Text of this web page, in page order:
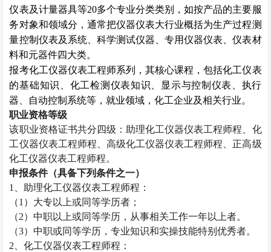
仪表及计量器具等20多个专业分类类别，如按产品的主要服
务对象和领域分，通常把仪器仪表大行业概括为生产过程测
量控制仪表及系统、科学测试仪器、专用仪器仪表、仪表材
料和元器件四大类。
报考化工仪器仪表工程师系列，其核心课程，包括化工仪表
的基础知识、化工检测仪表知识、显示与控制仪表、执行
器、自动控制系统等，就业领域，化工企业及相关行业。
职业资格等级
该职业资格证书共分四级：助理化工仪器仪表工程师程、化
工仪器仪表工程师程、高级化工仪器仪表工程师程、正高级
化工仪器仪表工程师程。
申报条件（具备下列条件之一）
1
、助理化工仪器仪表工程师程：
（1 ）大专以上或同等学历者；
（2）中职以上或同等学历，从事相关工作一年以上者。
（3）中职或同等学历，专业知识和实操技能特别优秀者。
2 、化工仪器仪表工程师程：